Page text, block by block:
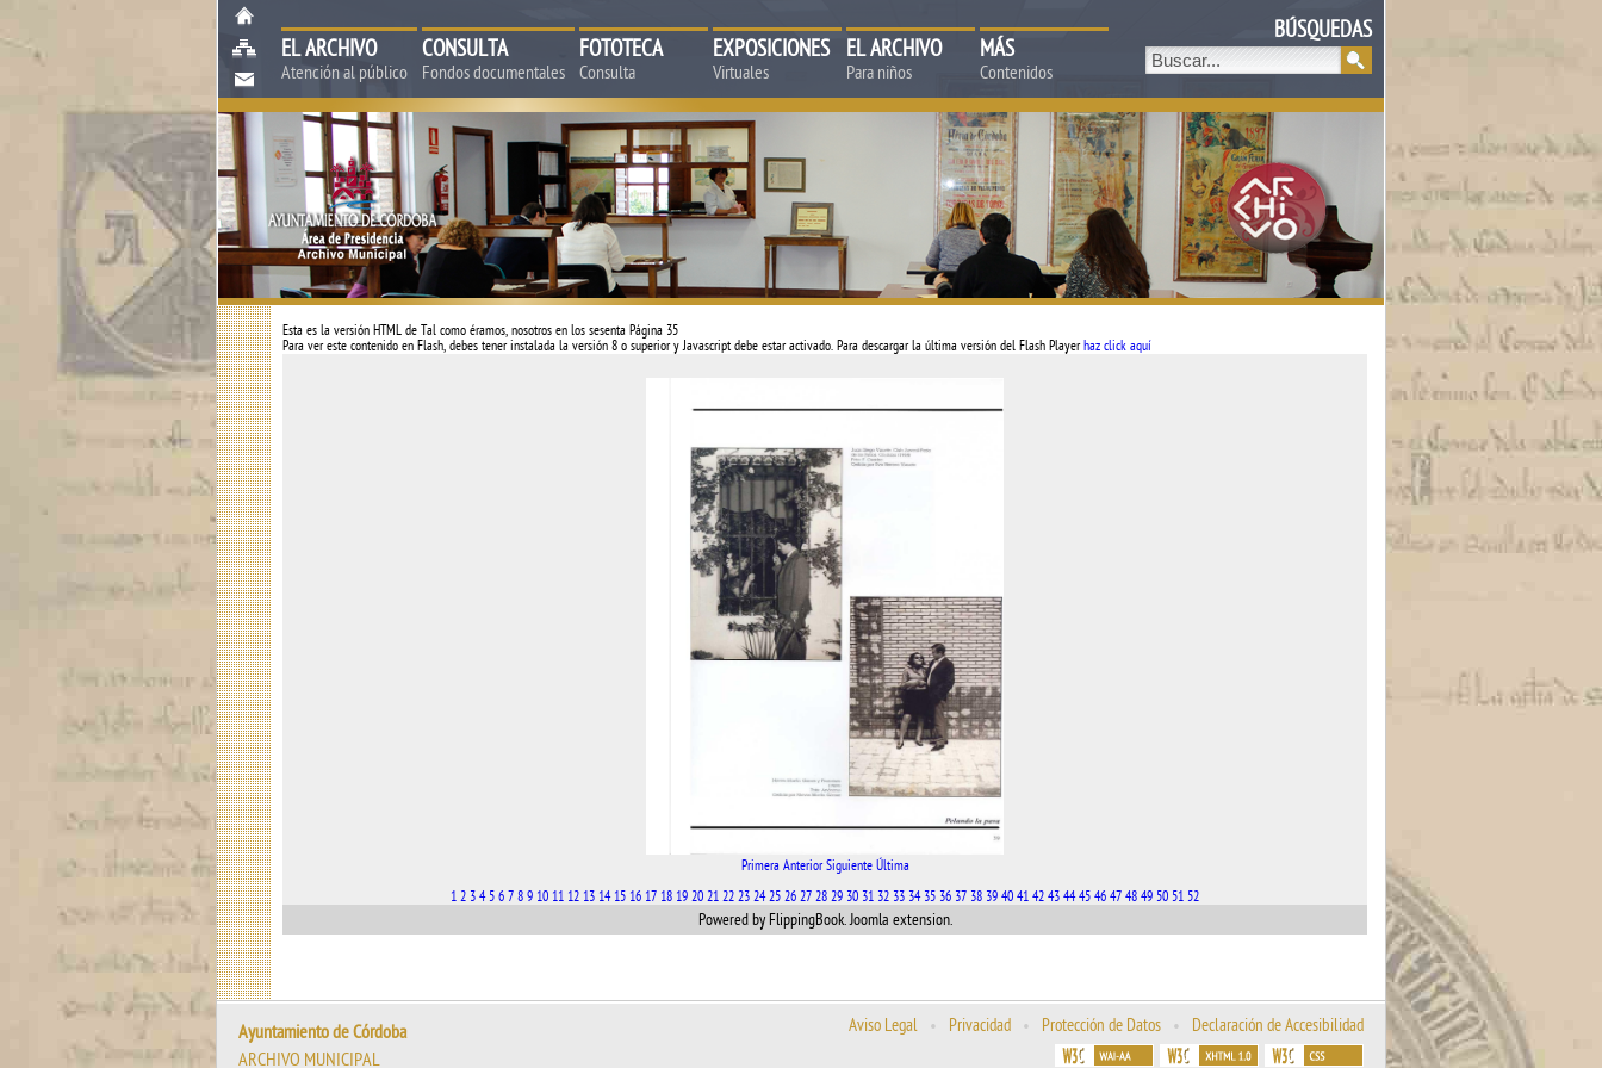
EL ARCHIVO
Atención al público
CONSULTA
Fondos documentales
FOTOTECA
Consulta
EXPOSICIONES
Virtuales
EL ARCHIVO
Para niños
MÁS
Contenidos
BÚSQUEDAS
Esta es la versión HTML de Tal como éramos, nosotros en los sesenta Página 35
Para ver este contenido en Flash, debes tener instalada la versión 8 o superior y Javascript debe estar activado. Para descargar la última versión del Flash Player haz click aquí
Primera Anterior Siguiente Última
1 2 3 4 5 6 7 8 9 10 11 12 13 14 15 16 17 18 19 20 21 22 23 24 25 26 27 28 29 30 31 32 33 34 35 36 37 38 39 40 41 42 43 44 45 46 47 48 49 50 51 52
Powered by FlippingBook.Joomla extension.
Ayuntamiento de Córdoba
ARCHIVO MUNICIPAL
Aviso Legal • Privacidad • Protección de Datos • Declaración de Accesibilidad